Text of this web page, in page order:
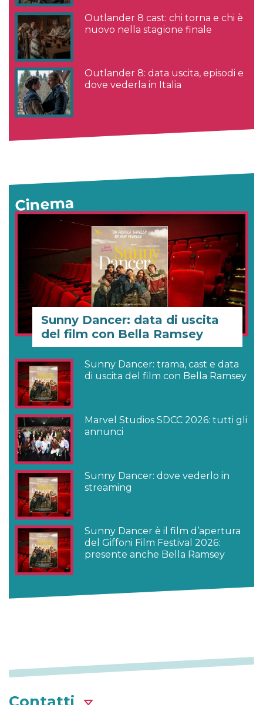
Outlander 8 cast: chi torna e chi è
nuovo nella stagione finale
Outlander 8: data uscita, episodi e
dove vederla in Italia
Cinema
Sunny Dancer: data di uscita
del film con Bella Ramsey
Sunny Dancer: trama, cast e data
di uscita del film con Bella Ramsey
Marvel Studios SDCC 2026: tutti gli
annunci
Sunny Dancer: dove vederlo in
streaming
Sunny Dancer è il film d’apertura
del Giffoni Film Festival 2026:
presente anche Bella Ramsey
Contatti